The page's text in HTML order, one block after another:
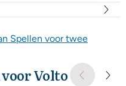
Spellen voor twee
Volto